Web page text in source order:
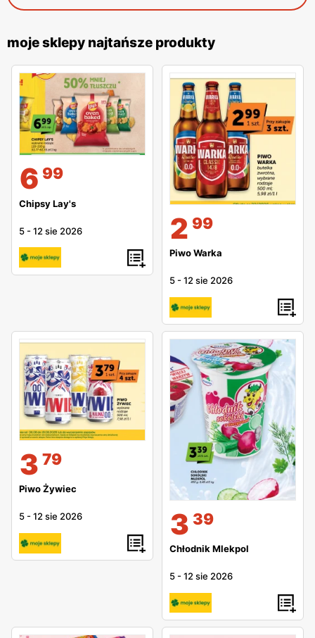
moje sklepy najtańsze produkty
6 99
Chipsy Lay's
5 -12 sie 2026 2 99
Piwo Warka
5 -12 sie 2026
3 79
Piwo Żywiec
5 -12 sie 2026 3 39
Chłodnik Mlekpol
5 -12 sie 2026